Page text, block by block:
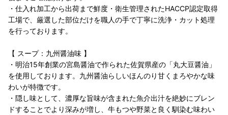
・仕入れ加工から出荷まで鮮度・衛生管理されたHACCP認定取得
工場で、厳選した部位だけを職人の手で丁寧に洗浄・カット処理
を行っております。
【 スープ：九州醤油味 】
・明治15年創業の宮島醤油で作られた佐賀県産の「丸大豆醤油」
を使用しております。九州醤油らしいほんのり甘くまろやかな味
わいが特徴です。
・隠し味として、濃厚な旨味が含まれた魚介出汁を絶妙にブレン
ドすることでより深みが増し、牛もつや野菜と良く馴染む味わい